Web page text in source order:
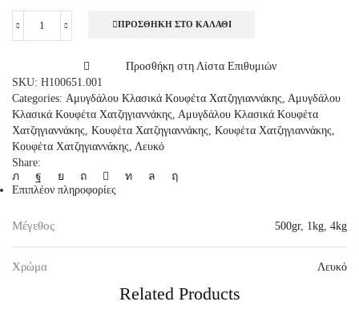
Χατζηγιαννάκης
Αμυγδάλου
Κλασικό
Λευκό
Ματ,
1kg
ποσότητα
ΠΡΟΣΘΉΚΗ ΣΤΟ ΚΑΛΆΘΙ
Προσθήκη στη Λίστα Επιθυμιών
SKU: H100651.001
Categories: Αμυγδάλου Κλασικά Κουφέτα Χατζηγιαννάκης Αμυγδάλου
Κλασικά Κουφέτα Χατζηγιαννάκης Αμυγδάλου Κλασικά Κουφέτα
Χατζηγιαννάκης Κουφέτα Χατζηγιαννάκης Κουφέτα Χατζηγιαννάκης
Κουφέτα Χατζηγιαννάκης Λευκό
Share:
Επιπλέον πληροφορίες
Μέγεθος 500gr, 1kg 4kg
Χρώμα Λευκό
Related Products